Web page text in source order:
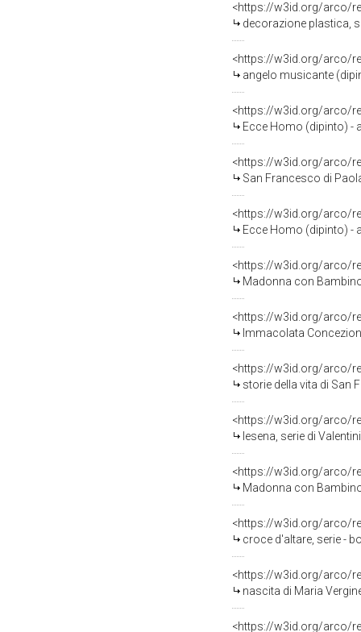
<https://w3id.org/arco/
decorazione plastica,
<https://w3id.org/arco/
angelo musicante
<https://w3id.org/arco/
Ecce Homo (dipinto) -
<https://w3id.org/arco/
San Francesco di
<https://w3id.org/arco/
Ecce Homo (dipinto) -
<https://w3id.org/arco/
Madonna con
<https://w3id.org/arco/
Immacolata
<https://w3id.org/arco/
storie della vita di San
<https://w3id.org/arco/
lesena, serie di
<https://w3id.org/arco/
Madonna con
<https://w3id.org/arco/
croce d'altare, serie -
<https://w3id.org/arco/
nascita di Maria
<https://w3id.org/arco/